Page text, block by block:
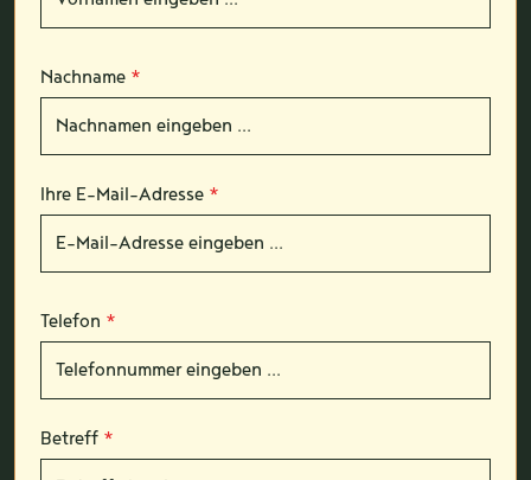
Nachname *
Ihre E-Mail-Adresse *
Telefon *
Betreff *